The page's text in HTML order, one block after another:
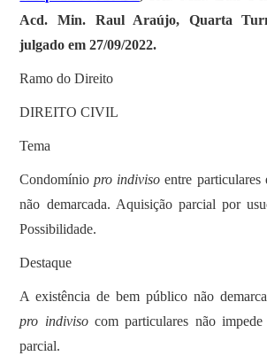
Acd. Min. Raul Araújo, Quarta
julgado em 27/09/2022.
Ramo do Direito
DIREITO CIVIL
Tema
Condomíniopro indiviso entre particulares
não demarcada. Aquisição parcial por
Possibilidade.
Destaque
A existência de bem público não
pro indivisocom particulares não impede
parcial.